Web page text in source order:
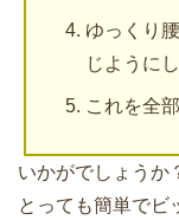
ゆっくり
じように
これを全
いかがでしょうか
とっても簡単でビ